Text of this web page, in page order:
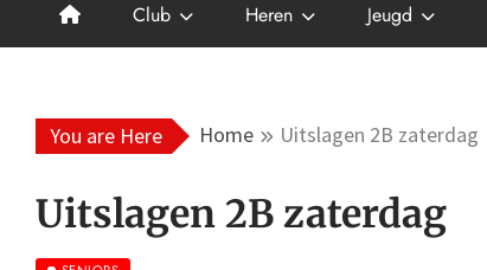
Club Heren Jeugd
You are Here Home Uitslagen 2B zaterdag
Uitslagen 2B zaterdag